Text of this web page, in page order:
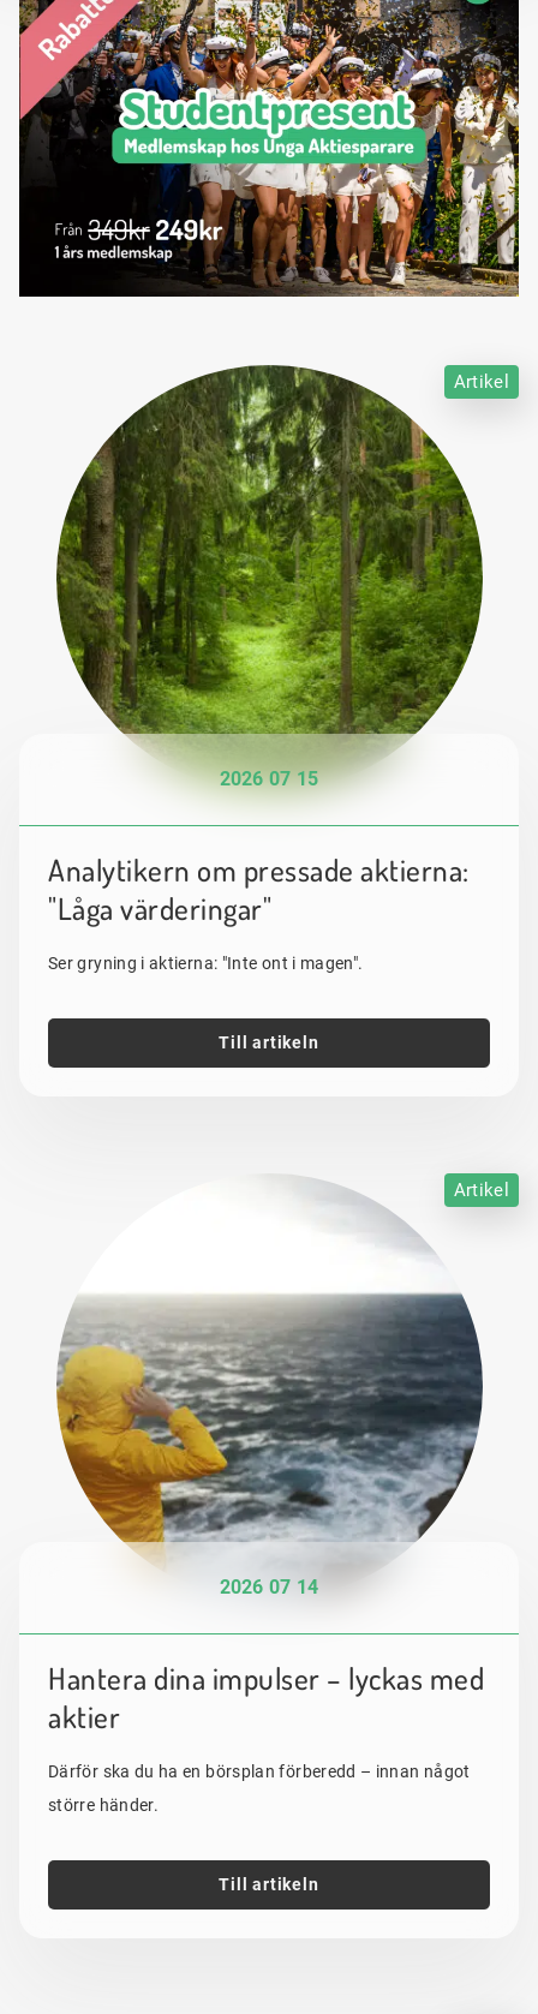
Artikel
2026 07 15
Analytikern om pressade aktierna:
"Låga värderingar"
Ser gryning i aktierna: "Inte ont i magen".
Till artikeln
Artikel
2026 07 14
Hantera dina impulser – lyckas med
aktier
Därför ska du ha en börsplan förberedd – innan något
större händer.
Till artikeln